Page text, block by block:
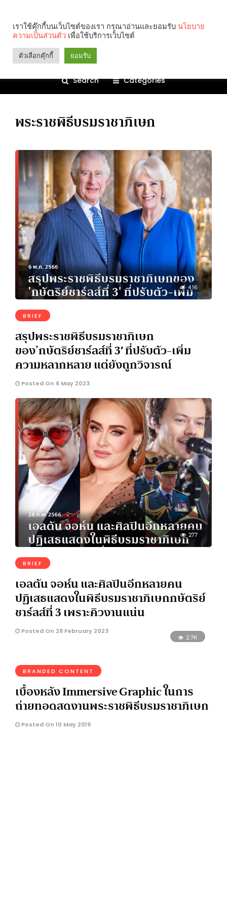
Search Categories
พระราชพิธีบรมราชาภิเษก
416
BRIEF
สรุปพระราชพิธีบรมราชาภิเษก
ของ’กษัตริย์ชาร์ลส์ที่ 3′ ที่ปรับตัว-เพิ่ม
ความหลากหลาย แต่ยังถูกวิจารณ์
Posted On 6 May 2023
277
BRIEF
เอลตัน จอห์น และศิลปินอีกหลายคน
ปฏิเสธแสดงในพิธีบรมราชาภิเษกกษัตริย์
ชาร์ลส์ที่ 3 เพราะคิวงานแน่น
Posted On 28 February 2023
2.7K
BRANDED CONTENT
เบื้องหลัง Immersive Graphic ในการ
ถ่ายทอดสดงานพระราชพิธีบรมราชาภิเษก
Posted On 10 May 2019
เราใช้คุ๊กกี้บนเว็บไซต์ของเรา กรุณาอ่านและยอมรับ นโยบาย
ความเป็นส่วนตัว เพื่อใช้บริการเว็บไซต์
ตัวเลือกคุ๊กกี้ ยอมรับ